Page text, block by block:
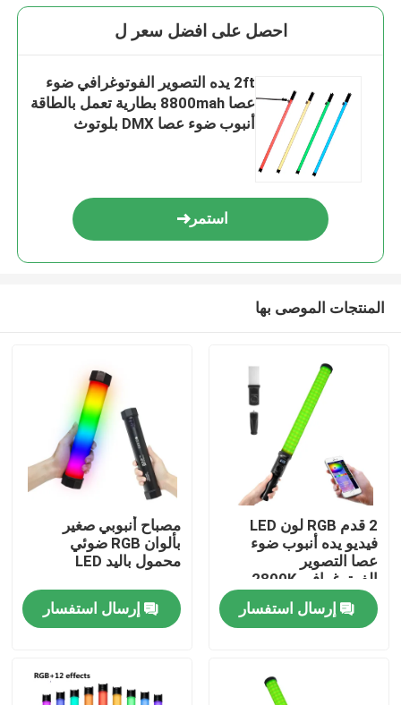
المنزل
احصل على افضل سعر ل
2ft يده التصوير الفوتوغرافي ضوء
عصا 8800mah بطارية تعمل بالطاقة
أنبوب ضوء عصا DMX بلوتوث
استمر
المنتجات الموصى بها
2 قدم RGB لون LED
فيديو يده أنبوب ضوء
عصا التصوير
الفوتوغرافي 2800K
7500K
إرسال استفسار
مصباح أنبوبي صغير
بألوان RGB ضوئي
محمول باليد LED
إرسال استفسار